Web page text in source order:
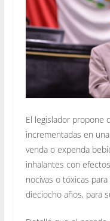
El legislador propone
incrementadas en
venda o expenda
inhalantes con
nocivas o tóxicas
dieciocho años, para